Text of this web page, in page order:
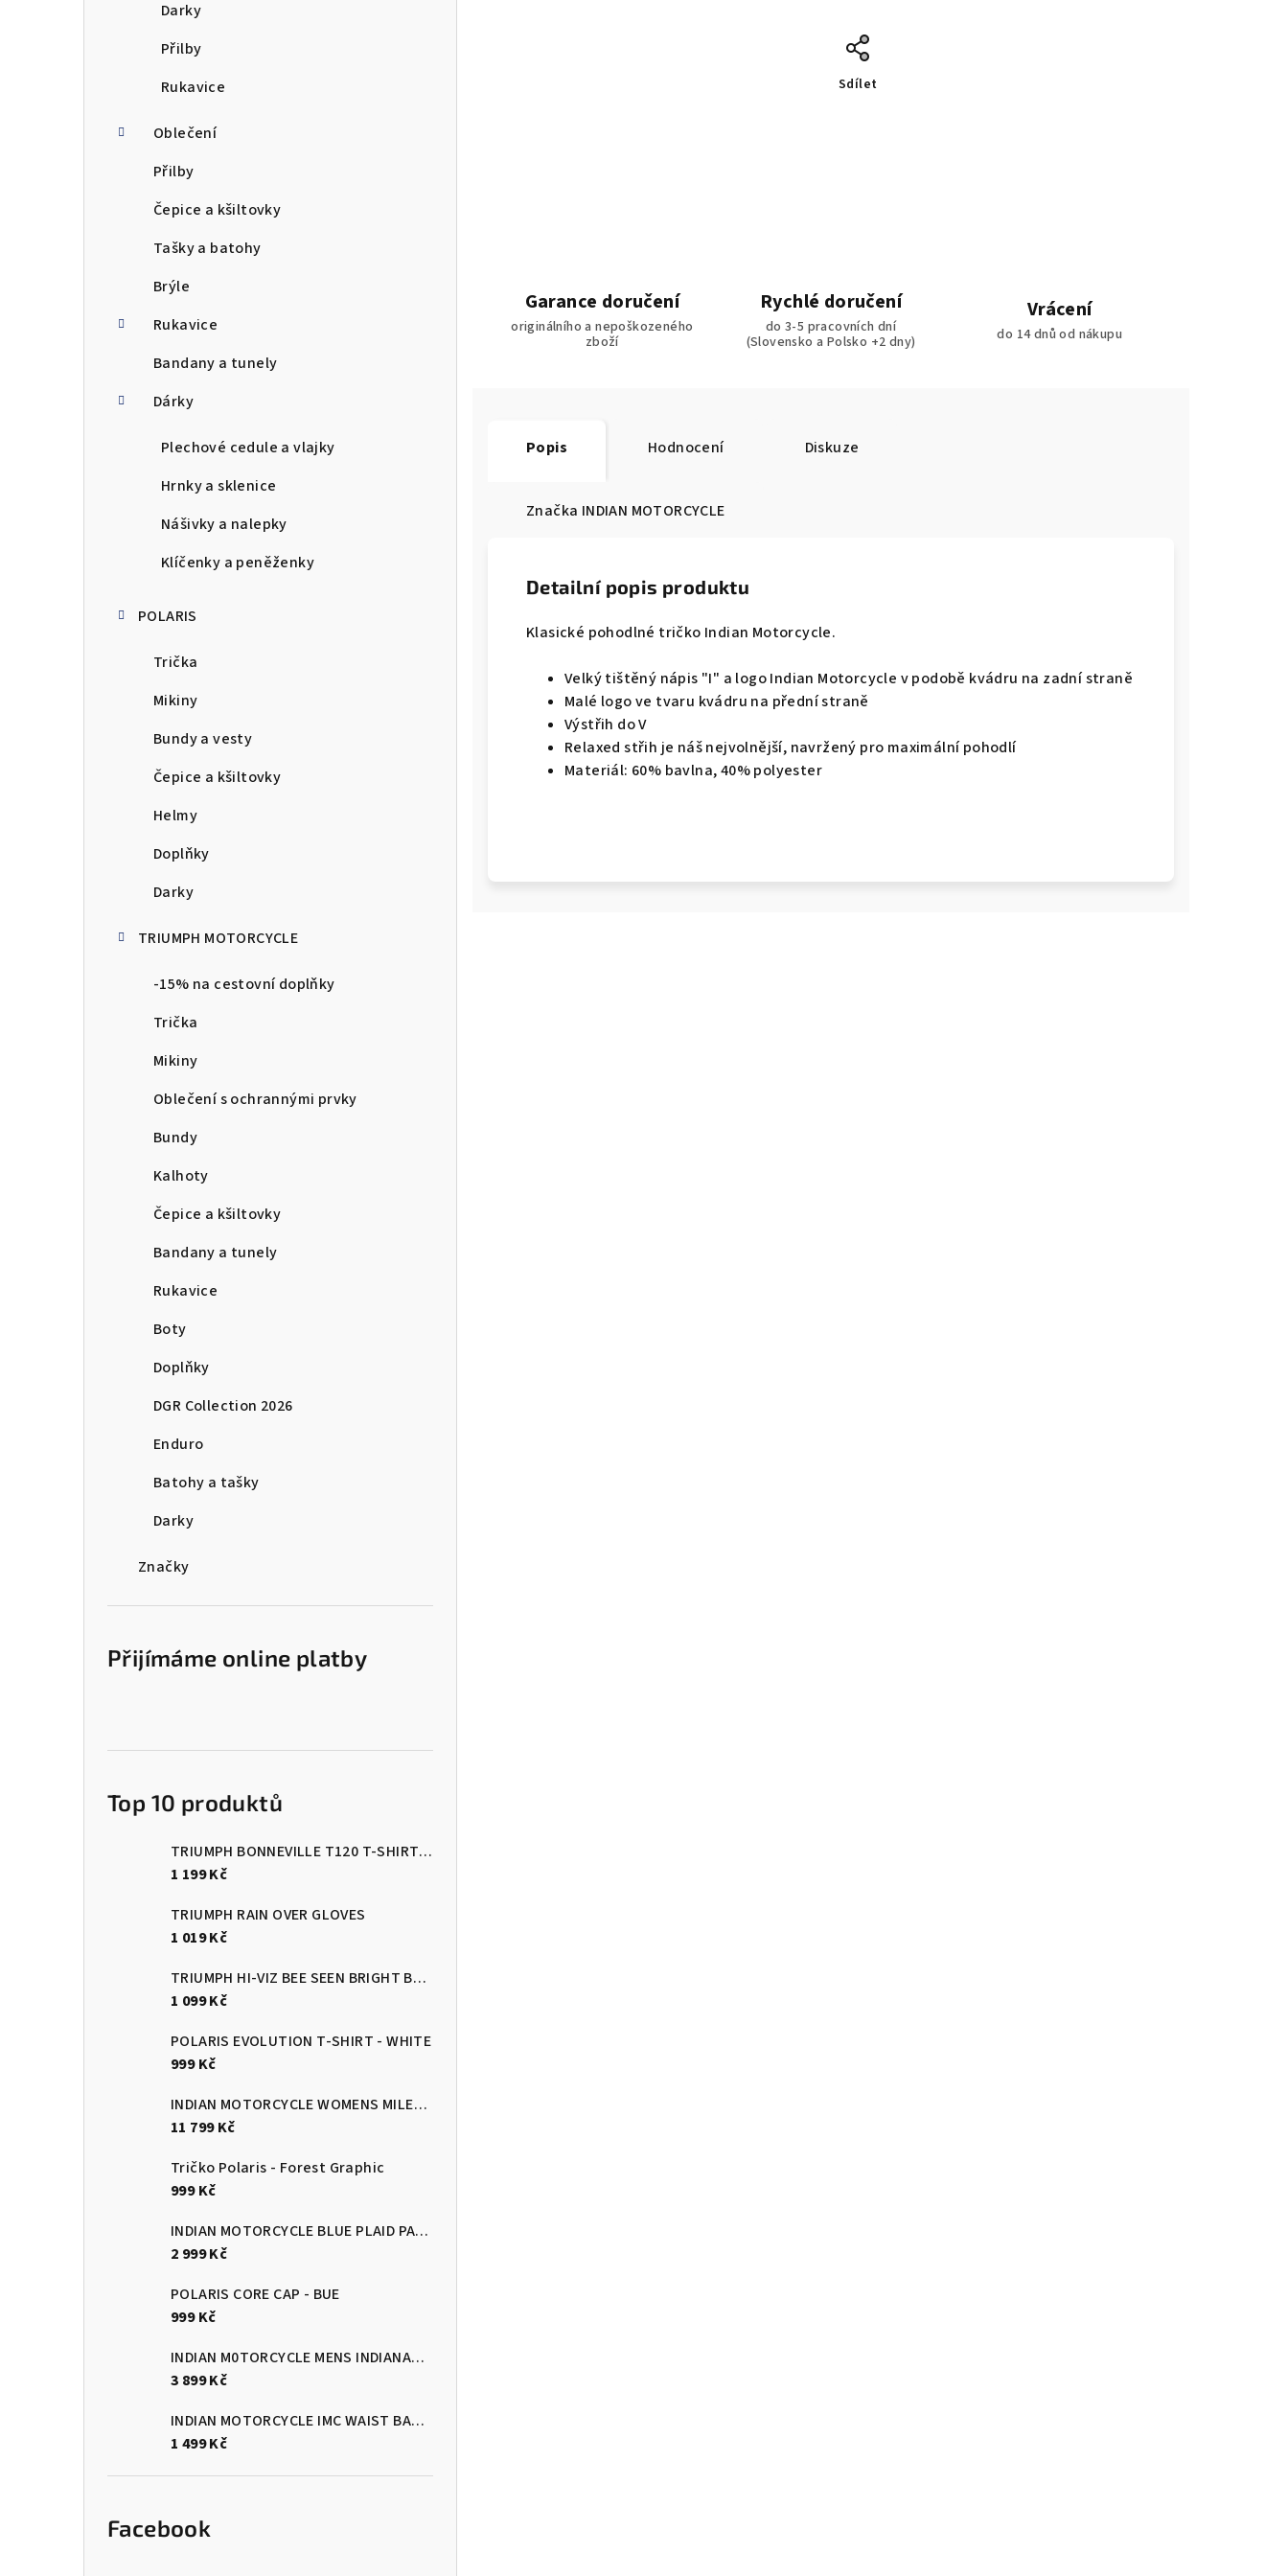
Darky
Přilby
Rukavice
Oblečení
Přilby
Čepice a kšiltovky
Tašky a batohy
Brýle
Rukavice
Bandany a tunely
Dárky
Plechové cedule a vlajky
Hrnky a sklenice
Nášivky a nalepky
Klíčenky a peněženky
POLARIS
Trička
Mikiny
Bundy a vesty
Čepice a kšiltovky
Helmy
Doplňky
Darky
TRIUMPH MOTORCYCLE
-15% na cestovní doplňky
Trička
Mikiny
Oblečení s ochrannými prvky
Bundy
Kalhoty
Čepice a kšiltovky
Bandany a tunely
Rukavice
Boty
Doplňky
DGR Collection 2026
Enduro
Batohy a tašky
Darky
Značky
Přijímáme online platby
Top 10 produktů
TRIUMPH BONNEVILLE T120 T-SHIRT -BLACK
1 199 Kč
TRIUMPH RAIN OVER GLOVES
1 019 Kč
TRIUMPH HI-VIZ BEE SEEN BRIGHT BRACE
1 099 Kč
POLARIS EVOLUTION T-SHIRT - WHITE
999 Kč
INDIAN MOTORCYCLE WOMENS MILESTONE JACKET
11 799 Kč
Tričko Polaris - Forest Graphic
999 Kč
INDIAN MOTORCYCLE BLUE PLAID PASADENA SHORT SLEEVE SHIRT
2 999 Kč
POLARIS CORE CAP - BUE
999 Kč
INDIAN M0TORCYCLE MENS INDIANAPOLIS GLOVES - BLACK/RED
3 899 Kč
INDIAN MOTORCYCLE IMC WAIST BAG - BLACK
1 499 Kč
Facebook
Sdílet
Garance doručení
originálního a nepoškozeného
zboží
Rychlé doručení
do 3-5 pracovních dní
(Slovensko a Polsko +2 dny)
Vrácení
do 14 dnů od nákupu
Popis Hodnocení Diskuze
Značka INDIAN MOTORCYCLE
Detailní popis produktu
Klasické pohodlné tričko Indian Motorcycle.
Velký tištěný nápis "I" a logo Indian Motorcycle v podobě kvádru na zadní straně
Malé logo ve tvaru kvádru na přední straně
Výstřih do V
Relaxed střih je náš nejvolnější, navržený pro maximální pohodlí
Materiál: 60% bavlna, 40% polyester